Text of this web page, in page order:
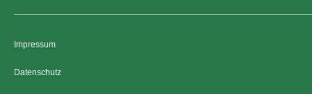
Impressum
Datenschutz